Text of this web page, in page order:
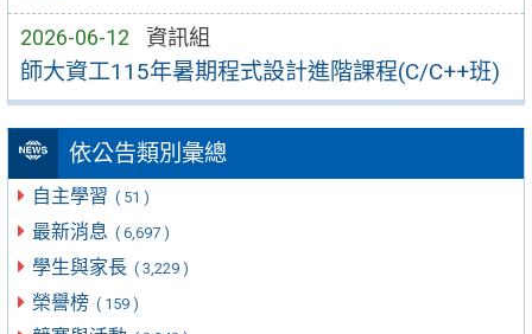
2026-06-12 資訊組
師大資工115年暑期程式設計進階課程(C/C++班)
依公告類別彙總
自主學習 ( 51 )
最新消息 ( 6,697 )
學生與家長 ( 3,229 )
榮譽榜 ( 159 )